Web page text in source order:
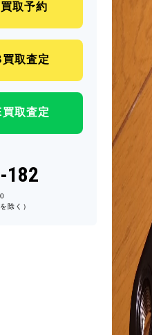
取予約
取査定
取査定
182
除く）